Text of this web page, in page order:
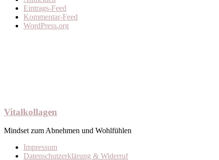
Eintrags-Feed
Kommentar-Feed
WordPress.org
Vitalkollagen
Mindset zum Abnehmen und Wohlfühlen
Impressum
Datenschutzerklärung & Widerruf